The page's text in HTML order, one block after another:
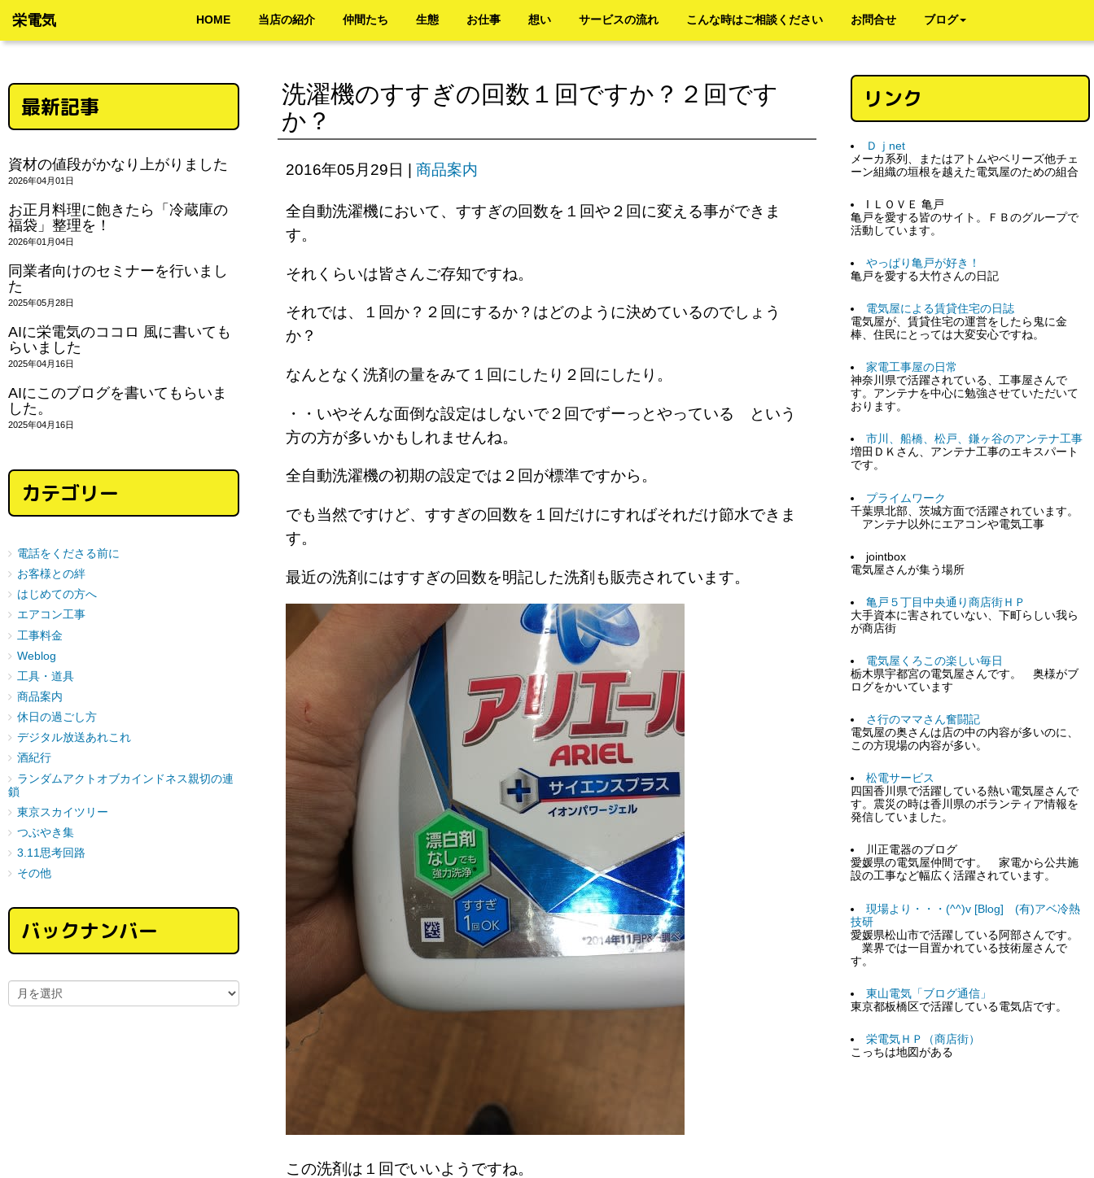
栄電気 HOME 当店の紹介 仲間たち 生態 お仕事 想い サービスの流れ こんな時はご相談ください お問合せ ブログ
洗濯機のすすぎの回数１回ですか？２回です
か？
2016年05月29日 商品案内
全自動洗濯機において、すすぎの回数を１回や２回に変える事ができま
す。
それくらいは皆さんご存知ですね。
それでは、１回か？２回にするか？はどのように決めているのでしょう
か？
なんとなく洗剤の量をみて１回にしたり２回にしたり。
・・いやそんな面倒な設定はしないで２回でずーっとやっている という
方の方が多いかもしれませんね。
全自動洗濯機の初期の設定では２回が標準ですから。
でも当然ですけど、すすぎの回数を１回だけにすればそれだけ節水できま
す。
最近の洗剤にはすすぎの回数を明記した洗剤も販売されています。
この洗剤は１回でいいようですね。
最新記事
資材の値段がかなり上がりました
2026年04月01日
お正月料理に飽きたら「冷蔵庫の
福袋」整理を！
2026年01月04日
同業者向けのセミナーを行いまし
た
2025年05月28日
AIに栄電気のココロ 風に書いても
らいました
2025年04月16日
AIにこのブログを書いてもらいま
した。
2025年04月16日
カテゴリー
電話をくださる前に
お客様との絆
はじめての方へ
エアコン工事
工事料金
Weblog
工具・道具
商品案内
休日の過ごし方
デジタル放送あれこれ
酒紀行
ランダムアクトオブカインドネス親切の連
鎖
東京スカイツリー
つぶやき集
3.11思考回路
その他
バックナンバー
リンク
Ｄｊnet
メーカ系列、またはアトムやベリーズ他チェ
ーン組織の垣根を越えた電気屋のための組合
I ＬＯＶＥ 亀戸
亀戸を愛する皆のサイト。ＦＢのグループで
活動しています。
やっぱり亀戸が好き！
亀戸を愛する大竹さんの日記
電気屋による賃貸住宅の日誌
電気屋が、賃貸住宅の運営をしたら鬼に金
棒、住民にとっては大変安心ですね。
家電工事屋の日常
神奈川県で活躍されている、工事屋さんで
す。アンテナを中心に勉強させていただいて
おります。
市川、船橋、松戸、鎌ヶ谷のアンテナ工事
増田ＤＫさん、アンテナ工事のエキスパート
です。
プライムワーク
千葉県北部、茨城方面で活躍されています。
アンテナ以外にエアコンや電気工事
jointbox
電気屋さんが集う場所
亀戸５丁目中央通り商店街ＨＰ
大手資本に害されていない、下町らしい我ら
が商店街
電気屋くろこの楽しい毎日
栃木県宇都宮の電気屋さんです。 奥様がブ
ログをかいています
さ行のママさん奮闘記
電気屋の奥さんは店の中の内容が多いのに、
この方現場の内容が多い。
松電サービス
四国香川県で活躍している熱い電気屋さんで
す。震災の時は香川県のボランティア情報を
発信していました。
川正電器のブログ
愛媛県の電気屋仲間です。 家電から公共施
設の工事など幅広く活躍されています。
現場より・・・(^^)v [Blog] (有)アベ冷熱
技研
愛媛県松山市で活躍している阿部さんです。
業界では一目置かれている技術屋さんで
す。
東山電気「ブログ通信」
東京都板橋区で活躍している電気店です。
栄電気ＨＰ（商店街）
こっちは地図がある